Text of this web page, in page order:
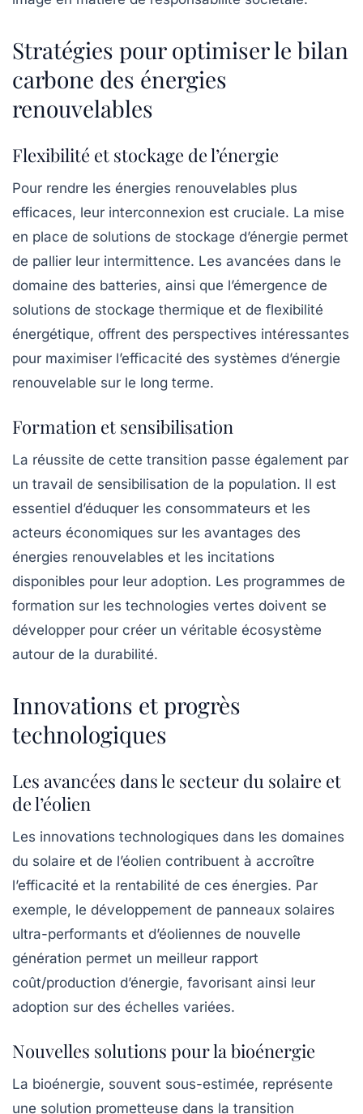
Stratégies pour optimiser le bilan
carbone des énergies
renouvelables
Flexibilité et stockage de l’énergie
Pour rendre les énergies renouvelables plus
efficaces, leur interconnexion est cruciale. La mise
en place de solutions de stockage d’énergie permet
de pallier leur intermittence. Les avancées dans le
domaine des batteries, ainsi que l’émergence de
solutions de stockage thermique et de flexibilité
énergétique, offrent des perspectives intéressantes
pour maximiser l’efficacité des systèmes d’énergie
renouvelable sur le long terme.
Formation et sensibilisation
La réussite de cette transition passe également par
un travail de sensibilisation de la population. Il est
essentiel d’éduquer les consommateurs et les
acteurs économiques sur les avantages des
énergies renouvelables et les incitations
disponibles pour leur adoption. Les programmes de
formation sur les technologies vertes doivent se
développer pour créer un véritable écosystème
autour de la durabilité.
Innovations et progrès
technologiques
Les avancées dans le secteur du solaire et
de l’éolien
Les innovations technologiques dans les domaines
du solaire et de l’éolien contribuent à accroître
l’efficacité et la rentabilité de ces énergies. Par
exemple, le développement de panneaux solaires
ultra-performants et d’éoliennes de nouvelle
génération permet un meilleur rapport
coût/production d’énergie, favorisant ainsi leur
adoption sur des échelles variées.
Nouvelles solutions pour la bioénergie
La bioénergie, souvent sous-estimée, représente
une solution prometteuse dans la transition